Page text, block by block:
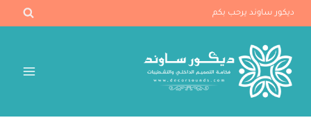
التجاوز
إلى
المحتوى
ديكور ساوند يرحب بكم